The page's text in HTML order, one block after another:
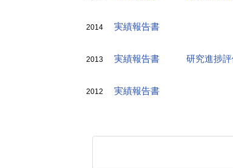
2014 実績報告書
2013 実績報告書 研究進捗
2012 実績報告書